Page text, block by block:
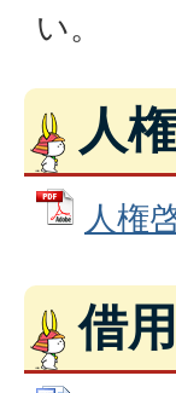
い。
人
人権
借